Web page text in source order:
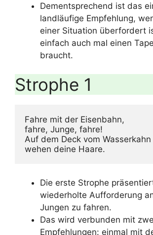
Dementsprechend ist das
landläufige Empfehlung,
einer Situation überfordert
einfach auch mal einen
braucht.
Strophe 1
Fahre mit der Eisenbahn,
fahre, Junge, fahre!
Auf dem Deck vom Wasserkahn
wehen deine Haare.
Die erste Strophe
wiederholte Aufforderung
Jungen zu fahren.
Das wird verbunden mit
Empfehlungen: einmal mit